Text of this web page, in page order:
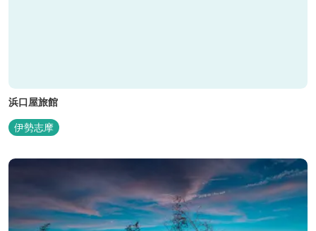
浜口屋旅館
伊勢志摩